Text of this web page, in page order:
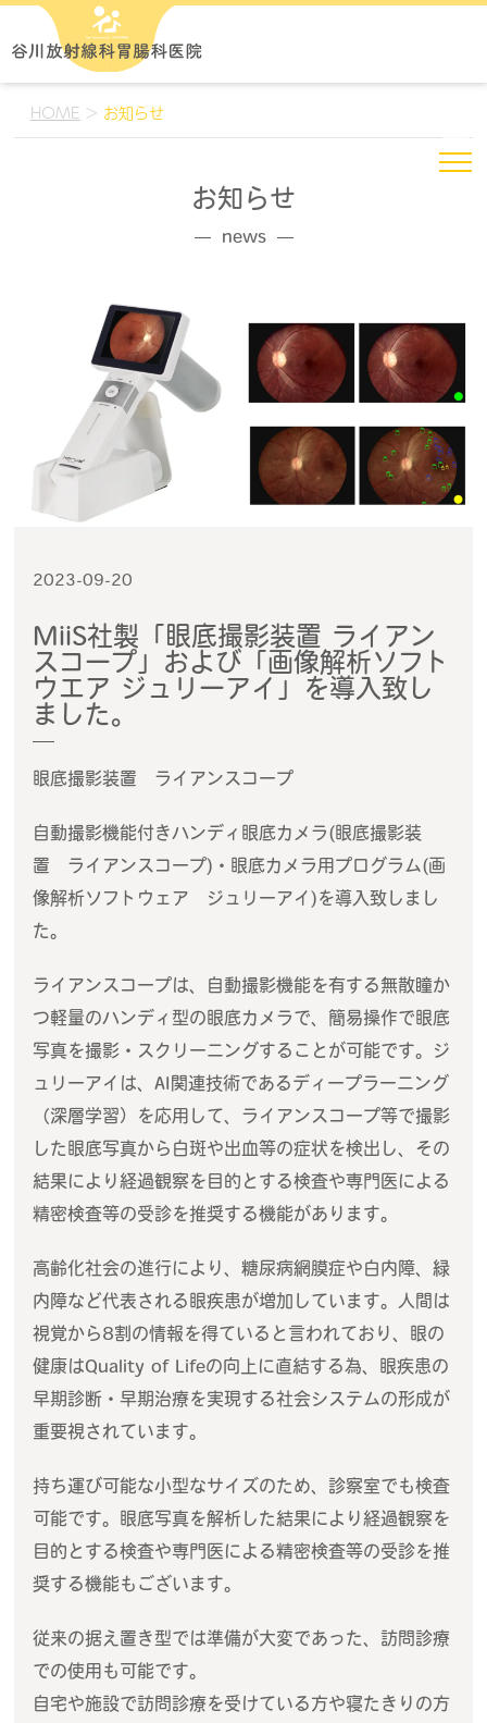
HOME > お知らせ
お知らせ
news
2023-09-20
MiiS社製「眼底撮影装置 ライアン
スコープ」および「画像解析ソフト
ウエア ジュリーアイ」を導入致し
ました。
眼底撮影装置 ライアンスコープ
自動撮影機能付きハンディ眼底カメラ(眼底撮影装
置 ライアンスコープ)・眼底カメラ用プログラム(画
像解析ソフトウェア ジュリーアイ)を導入致しまし
た。
ライアンスコープは、自動撮影機能を有する無散瞳か
つ軽量のハンディ型の眼底カメラで、簡易操作で眼底
写真を撮影・スクリーニングすることが可能です。ジ
ュリーアイは、AI関連技術であるディープラーニング
（深層学習）を応用して、ライアンスコープ等で撮影
した眼底写真から白斑や出血等の症状を検出し、その
結果により経過観察を目的とする検査や専門医による
精密検査等の受診を推奨する機能があります。
高齢化社会の進行により、糖尿病網膜症や白内障、緑
内障など代表される眼疾患が増加しています。人間は
視覚から8割の情報を得ていると言われており、眼の
健康はQuality of Lifeの向上に直結する為、眼疾患の
早期診断・早期治療を実現する社会システムの形成が
重要視されています。
持ち運び可能な小型なサイズのため、診察室でも検査
可能です。眼底写真を解析した結果により経過観察を
目的とする検査や専門医による精密検査等の受診を推
奨する機能もございます。
従来の据え置き型では準備が大変であった、訪問診療
での使用も可能です。
自宅や施設で訪問診療を受けている方や寝たきりの方